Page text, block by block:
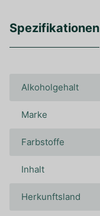
Spezifikationen
Alkoholgehalt
Marke
Farbstoffe
Inhalt
Herkunftsland